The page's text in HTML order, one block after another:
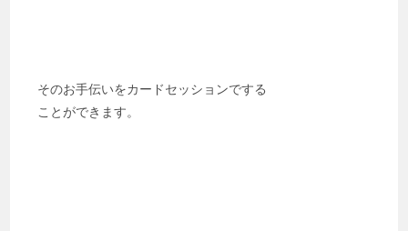
そのお手伝いをカードセッションでする
ことができます。